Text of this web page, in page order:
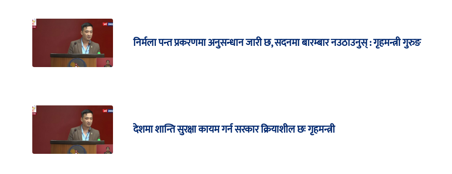
निर्मला पन्त प्रकरणमा अनुसन्धान जारी छ, सदनमा बारम्बार नउठाउनुस् : गृहमन्त्री गुरुङ
देशमा शान्ति सुरक्षा कायम गर्न सरकार क्रियाशील छः गृहमन्त्री